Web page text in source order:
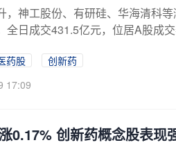
，神工股份、有研硅、华海清科
全日成交431.5亿元，位居A股成
药股
创新药
17:09
0.17% 创新药概念股表现